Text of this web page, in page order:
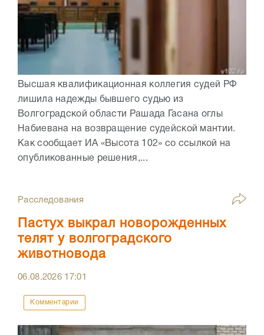
Высшая квалификационная коллегия судей РФ
лишила надежды бывшего судью из
Волгоградской области Рашада Гасана оглы
Набиевана на возвращение судейской мантии.
Как сообщает ИА «Высота 102» со ссылкой на
опубликованные решения,...
Расследования
Пастух выкрал новорожденных
телят у волгоградского
животновода
06.08.2026 17:01
Комментарии